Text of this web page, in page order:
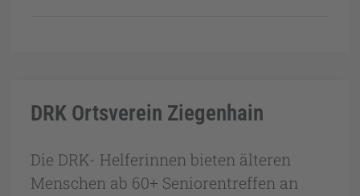
DRK Ortsverein Ziegenhain
Die DRK- Helferinnen bieten älteren
Menschen ab 60+ Seniorentreffen an